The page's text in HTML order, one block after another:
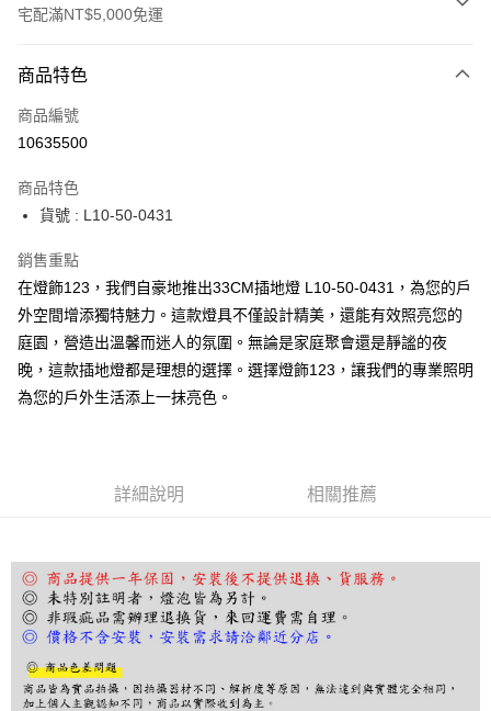
宅配滿NT$5,000免運
信用卡一次付款
LINE Pay
街口支付
悠遊付
Google Pay
全盈+PAY
AFTEE先享後付
相關說明
１．簡單：不需註冊會員、不需綁卡、不需儲值。
２．便利：只要手機號碼，簡訊認證，即可結帳。
【「AFTEE先享後付」結帳流程】
１．於結帳方式選擇「AFTEE先享後付」後，將跳轉至「AFTEE先享後付」
結帳頁面，進行簡訊認證並確認金額後，即可完成結帳。
２．訂單成立數日內，您將收到繳費通知簡訊。
３．收到繳費通知簡訊後14天內，點擊此簡訊中的連結，可透過四大超商／
ATM／網路銀行／等多元方式進行付款，方視為交易完成。
※ 請注意：結帳手續完成當下不需立刻繳費，但若您需要取消訂單，請聯絡
購買商品的店家。未經商家同意取消之訂單仍視為有效，需透過AFTEE先享
每筆NT$180，滿NT$5,000(含以上)免運費
商品特色
商品編號
10635500
商品特色
貨號 : L10-50-0431
銷售重點
在燈飾123，我們自豪地推出33CM插地燈 L10-50-0431，為您的戶
外空間增添獨特魅力。這款燈具不僅設計精美，還能有效照亮您的
庭園，營造出溫馨而迷人的氛圍。無論是家庭聚會還是靜謐的夜
晚，這款插地燈都是理想的選擇。選擇燈飾123，讓我們的專業照明
為您的戶外生活添上一抹亮色。
詳細說明 相關推薦